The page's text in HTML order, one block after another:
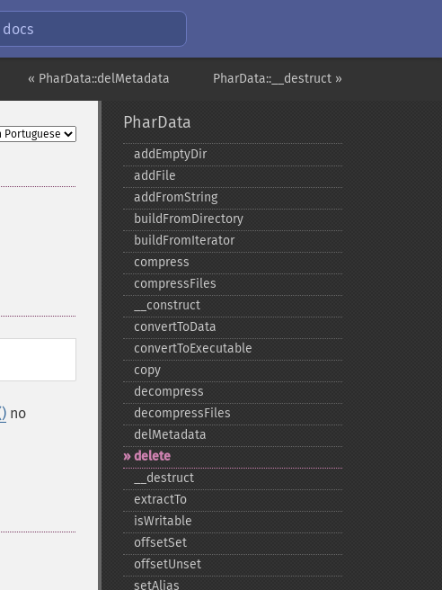
docs
PharData::__destruct »
« PharData::delMetadata
no
PharData
addEmptyDir
addFile
addFromString
buildFromDirectory
buildFromIterator
compress
compressFiles
_​_​construct
convertToData
convertToExecutable
copy
decompress
decompressFiles
delMetadata
delete
_​_​destruct
extractTo
isWritable
offsetSet
offsetUnset
setAlias